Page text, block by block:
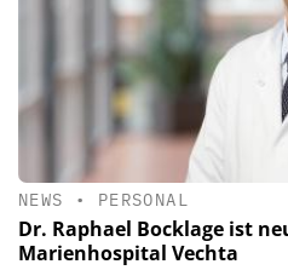
NEWS • PERSONAL
Dr. Raphael Bocklage ist
Marienhospital Vechta